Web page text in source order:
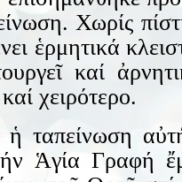
Χωρίς
ἑρμητικά
καί
χειρότερο.
ταπείνωση
Ἁγία Γραφή